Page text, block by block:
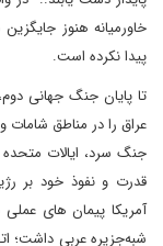
خاورمیانه هنوز
پیدا نکرده است.
تا پایان جنگ جهانی
عراق را در مناطق
جنگ سرد، ایالات
قدرت و نفوذ خود بر
آمریکا پیمان های عملی
شبه‌جزیره عربی داشت؛